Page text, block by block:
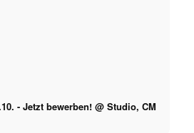
- Jetzt bewerben! @ Studio, CM